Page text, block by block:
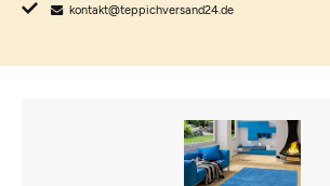
kontakt@teppichversand24.de